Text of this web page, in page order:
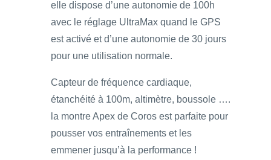
elle dispose d’une autonomie de 100h
avec le réglage UltraMax quand le GPS
est activé et d’une autonomie de 30 jours
pour une utilisation normale.
Capteur de fréquence cardiaque,
étanchéité à 100m, altimètre, boussole ….
la montre Apex de Coros est parfaite pour
pousser vos entraînements et les
emmener jusqu’à la performance !